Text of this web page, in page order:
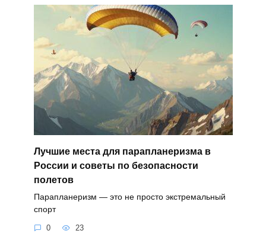
Лучшие места для парапланеризма в
России и советы по безопасности
полетов
Парапланеризм — это не просто экстремальный
спорт
0 23